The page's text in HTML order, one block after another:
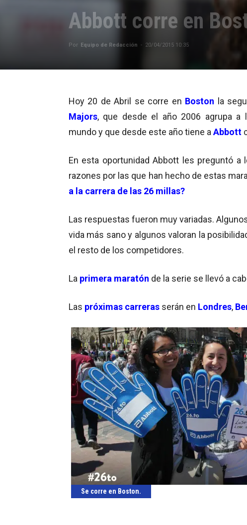
Abbott corre en
Por Equipo de Redacción - 20/04/2015 10:35
Hoy 20 de Abril se corre en Boston la
Majors, que desde el año 2006 agrupa a
mundo y que desde este año tiene a Abbott
En esta oportunidad Abbott les preguntó
razones por las que han hecho de estas
a la carrera de las 26 millas?
Las respuestas fueron muy variadas.
vida más sano y algunos valoran la
el resto de los competidores.
La primera maratón de la serie se llevó a
Las próximas carreras serán en Londres,
Se corre en Boston.